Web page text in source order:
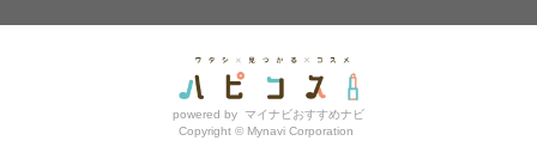
powered by マイナビおすすめナビ
Copyright © Mynavi Corporation